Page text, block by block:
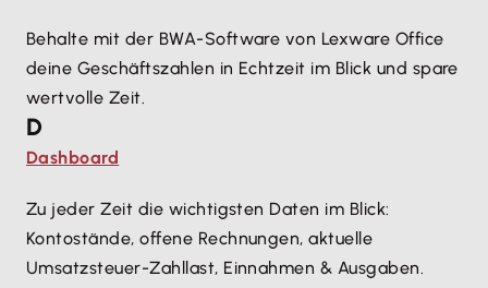
Behalte mit der BWA-Software von Lexware Office
deine Geschäftszahlen in Echtzeit im Blick und spare
wertvolle Zeit.
D
Dashboard
Zu jeder Zeit die wichtigsten Daten im Blick:
Kontostände, offene Rechnungen, aktuelle
Umsatzsteuer-Zahllast, Einnahmen & Ausgaben.